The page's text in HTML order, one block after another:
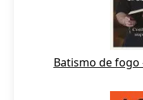
Batismo de fogo